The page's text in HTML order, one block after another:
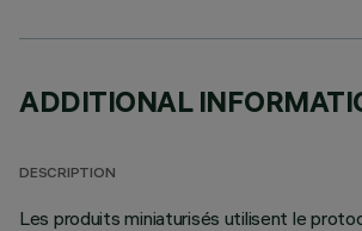
ADDITIONAL
DESCRIPTION
Les produits miniaturisés utilisent le